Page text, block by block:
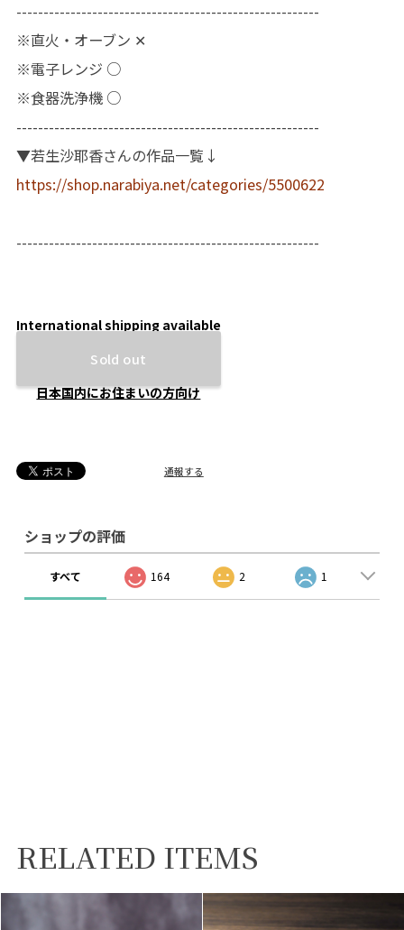
--------------------------------------------------------
※直火・オーブン ✕
※電子レンジ ○
※食器洗浄機 ○
--------------------------------------------------------
▼若生沙耶香さんの作品一覧↓
https://shop.narabiya.net/categories/5500622
--------------------------------------------------------
International shipping available
Sold out
日本国内にお住まいの方向け
通報する
ショップの評価
すべて 164 2 1
RELATED ITEMS